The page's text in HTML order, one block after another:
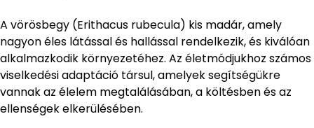
A vörösbegy (Erithacus rubecula) kis madár, amely
nagyon éles látással és hallással rendelkezik, és kiválóan
alkalmazkodik környezetéhez. Az életmódjukhoz számos
viselkedési adaptáció társul, amelyek segítségükre
vannak az élelem megtalálásában, a költésben és az
ellenségek elkerülésében.